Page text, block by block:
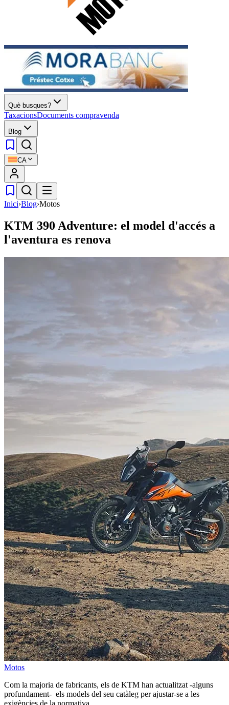
Què busques?
TaxacionsDocuments compravenda
Blog
CA
Inici›Blog›Motos
KTM 390 Adventure: el model d'accés a
l'aventura es renova
Motos
Com la majoria de fabricants, els de KTM han actualitzat -alguns
profundament- els models del seu catàleg per ajustar-se a les
exigències de la normativa…